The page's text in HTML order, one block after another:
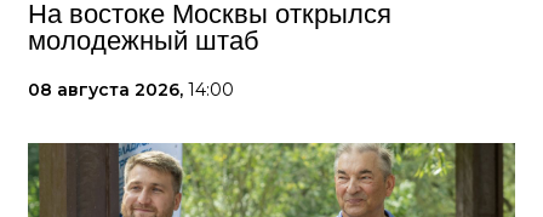
На востоке Москвы открылся
молодежный штаб
08 августа 2026, 14:00